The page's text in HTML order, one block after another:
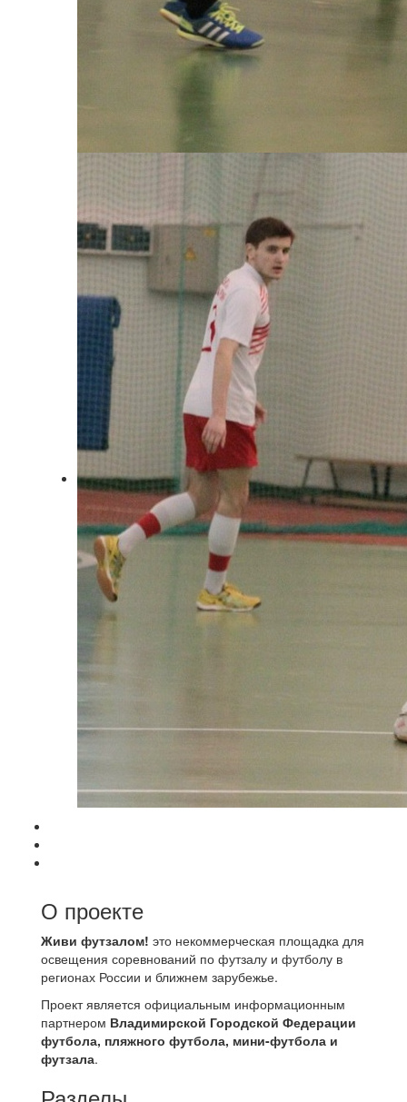
О проекте
Живи футзалом! это некоммерческая площадка для
освещения соревнований по футзалу и футболу в
регионах России и ближнем зарубежье.
Проект является официальным информационным
партнером Владимирской Городской Федерации
футбола, пляжного футбола, мини-футбола и
футзала.